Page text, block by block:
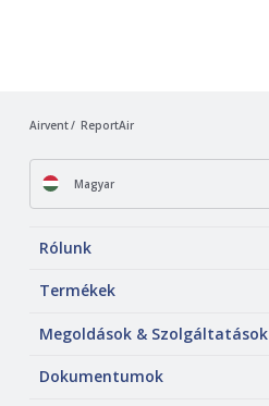
Airvent ReportAir
Magyar
Rólunk
Termékek
Megoldások & Szolgáltatások
Dokumentumok